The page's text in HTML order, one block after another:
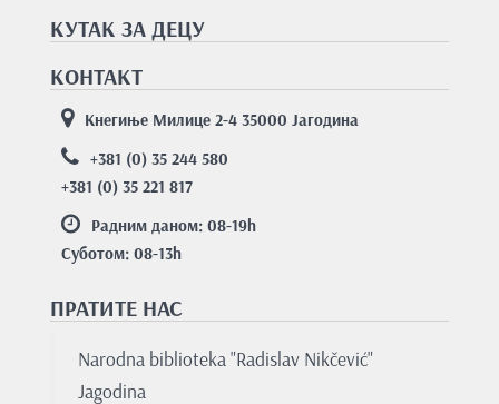
КУТАК ЗА ДЕЦУ
КОНТАКТ
Кнегиње Милице 2-4 35000 Јагодина
+381 (0) 35 244 580
+381 (0) 35 221 817
Радним даном: 08-19h
Суботом: 08-13h
ПРАТИТЕ НАС
Nаrodnа bibliotekа "Rаdislаv Nikčević"
Jаgodinа